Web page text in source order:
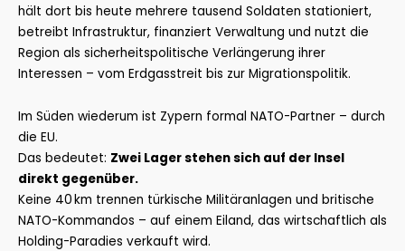
hält dort bis heute mehrere tausend Soldaten stationiert,
betreibt Infrastruktur, finanziert Verwaltung und nutzt die
Region als sicherheitspolitische Verlängerung ihrer
Interessen – vom Erdgasstreit bis zur Migrationspolitik.
Im Süden wiederum ist Zypern formal NATO-Partner – durch
die EU.
Das bedeutet: Zwei Lager stehen sich auf der Insel
direkt gegenüber.
Keine 40 km trennen türkische Militäranlagen und britische
NATO-Kommandos – auf einem Eiland, das wirtschaftlich als
Holding-Paradies verkauft wird.